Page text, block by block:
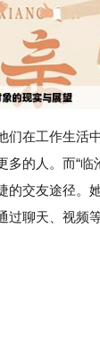
们在工作生活
的人。而“临
的交友途径。
聊天、视频